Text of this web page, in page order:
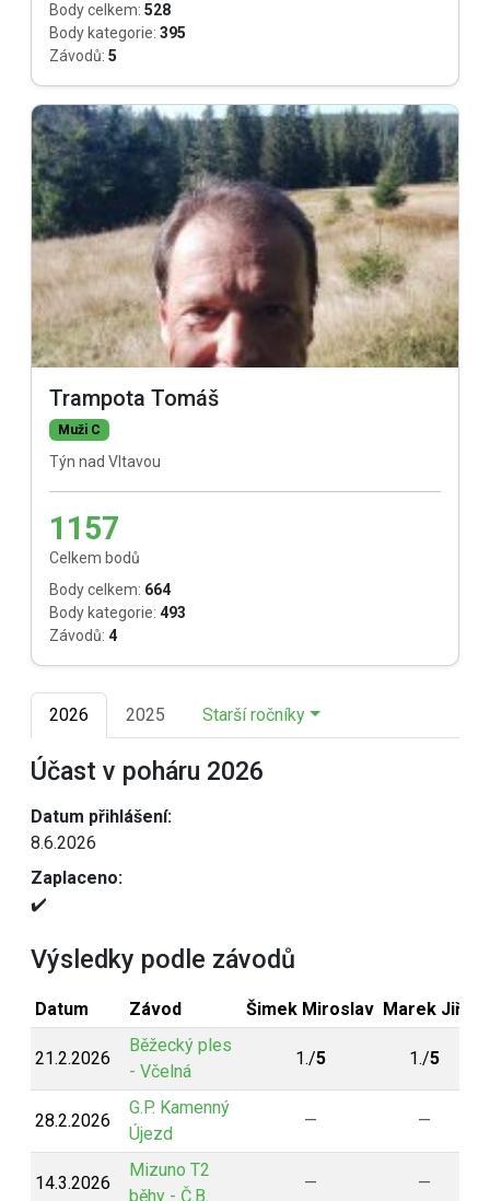
Body celkem: 528
Body kategorie: 395
Závodů: 5
Trampota Tomáš
Muži C
Týn nad Vltavou
1157
Celkem bodů
Body celkem: 664
Body kategorie: 493
Závodů: 4
2026 2025 Starší ročníky
Účast v poháru 2026
Datum přihlášení:
8.6.2026
Zaplaceno:
✔️
Výsledky podle závodů
Datum Závod Šimek Miroslav Marek Jiří
21.2.2026
Běžecký ples
- Včelná
1./5 1./5
28.2.2026
G.P. Kamenný
Újezd
— —
14.3.2026
Mizuno T2
běhy - Č.B.
— —